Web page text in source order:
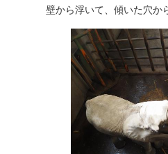
壁から浮いて、傾いた穴か